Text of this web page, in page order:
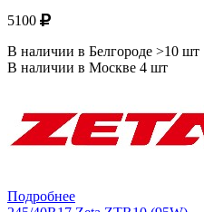
5100
В наличии в Белгороде >10 шт
В наличии в Москве 4 шт
Подробнее